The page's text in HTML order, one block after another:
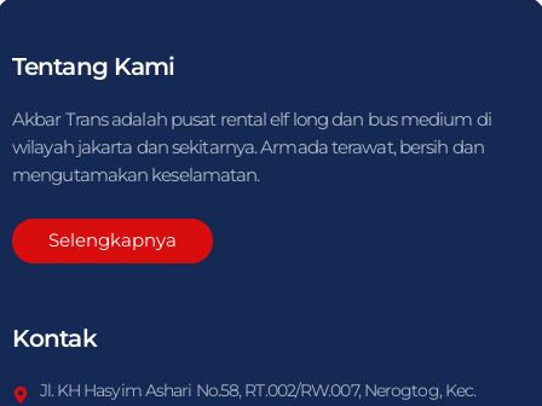
Tentang Kami
Akbar Trans adalah pusat rental elf long dan bus medium di
wilayah jakarta dan sekitarnya. Armada terawat, bersih dan
mengutamakan keselamatan.
Selengkapnya
Kontak
Jl. KH Hasyim Ashari No.58, RT.002/RW.007, Nerogtog, Kec.